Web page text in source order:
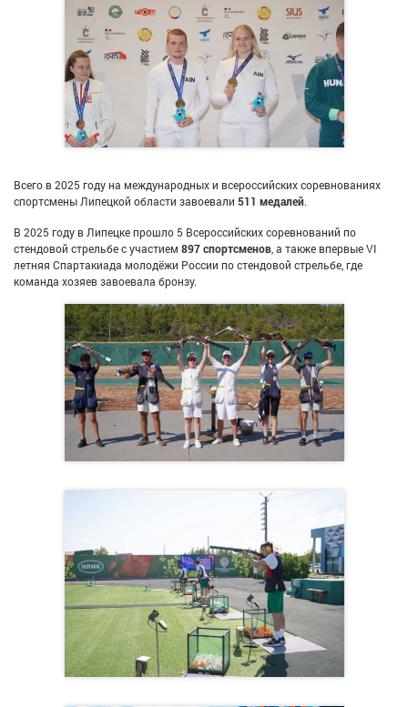
Всего в 2025 году на международных и всероссийских соревнованиях
спортсмены Липецкой области завоевали 511 медалей.
В 2025 году в Липецке прошло 5 Всероссийских соревнований по
стендовой стрельбе с участием 897 спортсменов , а также впервые VI
летняя Спартакиада молодёжи России по стендовой стрельбе, где
команда хозяев завоевала бронзу.